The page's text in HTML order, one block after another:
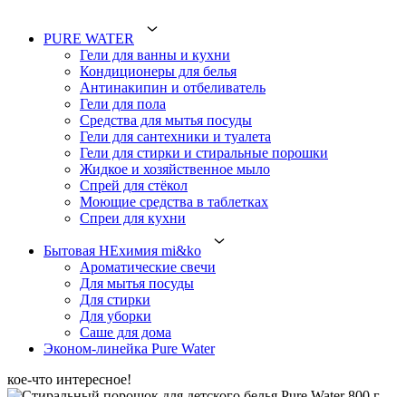
PURE WATER
Гели для ванны и кухни
Кондиционеры для белья
Антинакипин и отбеливатель
Гели для пола
Средства для мытья посуды
Гели для сантехники и туалета
Гели для стирки и стиральные порошки
Жидкое и хозяйственное мыло
Спрей для стёкол
Моющие средства в таблетках
Спреи для кухни
Бытовая НЕхимия mi&ko
Ароматические свечи
Для мытья посуды
Для стирки
Для уборки
Саше для дома
Эконом-линейка Pure Water
кое-что интересное!